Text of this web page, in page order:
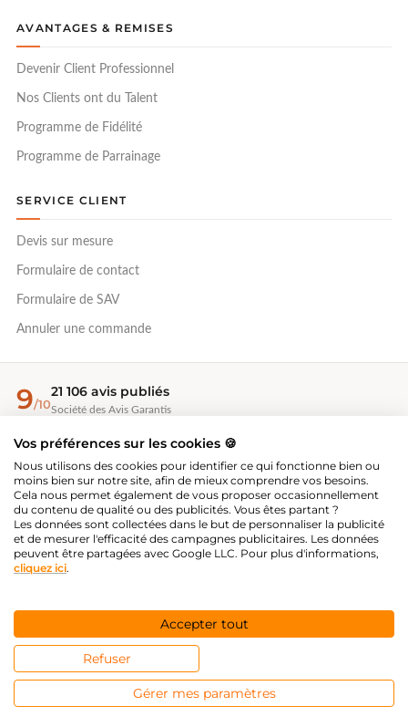
AVANTAGES & REMISES
Devenir Client Professionnel
Nos Clients ont du Talent
Programme de Fidélité
Programme de Parrainage
SERVICE CLIENT
Devis sur mesure
Formulaire de contact
Formulaire de SAV
Annuler une commande
9/10
21 106 avis publiés
Société des Avis Garantis
Évaluation RSE — 67/100, top 35 %
Great Place To Work ®
Employeur certifié 2026-2027
Pays
© 2026 Silamp France — Développé par The First Agency
Mentions légalesCGVPlan du site
Vos préférences sur les cookies 🍪
Nous utilisons des cookies pour identifier ce qui fonctionne bien ou
moins bien sur notre site, afin de mieux comprendre vos besoins.
Cela nous permet également de vous proposer occasionnellement
du contenu de qualité ou des publicités. Vous êtes partant ?
Les données sont collectées dans le but de personnaliser la publicité
et de mesurer l'efficacité des campagnes publicitaires. Les données
peuvent être partagées avec Google LLC. Pour plus d'informations,
cliquez ici.
Accepter tout
Refuser
Gérer mes paramètres